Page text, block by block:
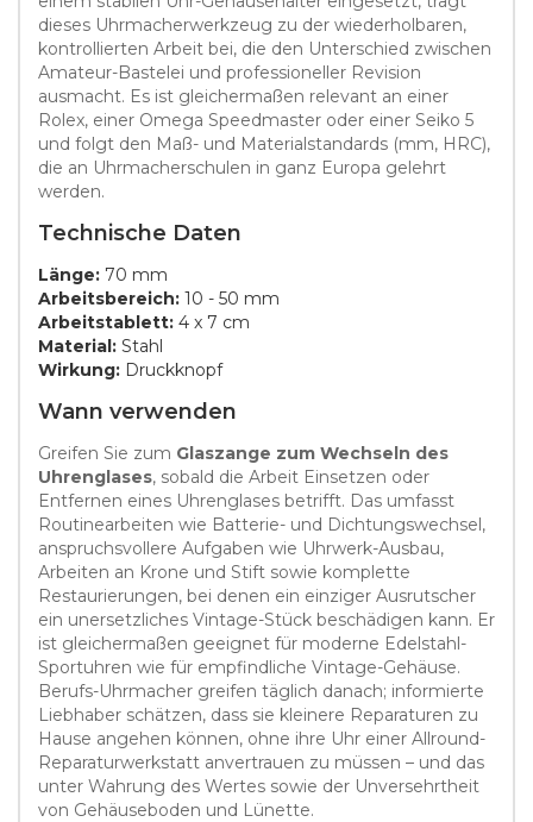
dieses Uhrmacherwerkzeug zu der wiederholbaren,
kontrollierten Arbeit bei, die den Unterschied zwischen
Amateur-Bastelei und professioneller Revision
ausmacht. Es ist gleichermaßen relevant an einer
Rolex, einer Omega Speedmaster oder einer Seiko 5
und folgt den Maß- und Materialstandards (mm, HRC),
die an Uhrmacherschulen in ganz Europa gelehrt
werden.
Technische Daten
Länge: 70 mm
Arbeitsbereich: 10 - 50 mm
Arbeitstablett: 4 x 7 cm
Material: Stahl
Wirkung: Druckknopf
Wann verwenden
Greifen Sie zum Glaszange zum Wechseln des
Uhrenglases, sobald die Arbeit Einsetzen oder
Entfernen eines Uhrenglases betrifft. Das umfasst
Routinearbeiten wie Batterie- und Dichtungswechsel,
anspruchsvollere Aufgaben wie Uhrwerk-Ausbau,
Arbeiten an Krone und Stift sowie komplette
Restaurierungen, bei denen ein einziger Ausrutscher
ein unersetzliches Vintage-Stück beschädigen kann. Er
ist gleichermaßen geeignet für moderne Edelstahl-
Sportuhren wie für empfindliche Vintage-Gehäuse.
Berufs-Uhrmacher greifen täglich danach; informierte
Liebhaber schätzen, dass sie kleinere Reparaturen zu
Hause angehen können, ohne ihre Uhr einer Allround-
Reparaturwerkstatt anvertrauen zu müssen – und das
unter Wahrung des Wertes sowie der Unversehrtheit
von Gehäuseboden und Lünette.